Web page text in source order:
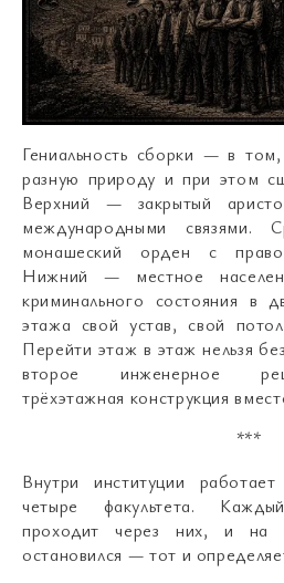
Гениальность сборки — в
разную природу и при этом
Верхний — закрытый
международными связями.
монашеский орден с
Нижний — местное
криминального состояния в
этажа свой устав, свой
Перейти этаж в этаж нельзя
второе инженерное
трёхэтажная конструкция
***
Внутри институции
четыре факультета.
проходит через них, и на
остановился — тот и